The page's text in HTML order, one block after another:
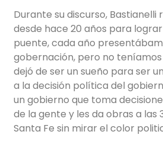
Durante su discurso, Bastianelli
desde hace 20 años para
puente, cada año
gobernación, pero no
dejó de ser un sueño para ser
a la decisión política del
un gobierno que toma
de la gente y les da obras a las
Santa Fe sin mirar el color